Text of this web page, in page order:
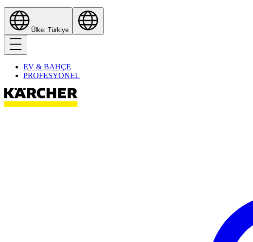
Ülke: Türkiye
EV & BAHÇE
PROFESYONEL